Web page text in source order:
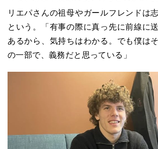
リエパさんの祖母やガールフレンドは
という。「有事の際に真っ先に前線に
あるから、気持ちはわかる。でも僕は
の一部で、義務だと思っている」